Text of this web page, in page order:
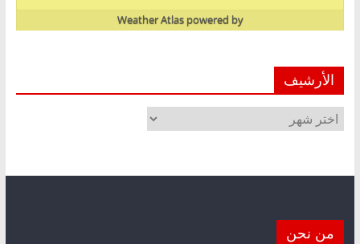
powered by
Weather Atlas
الأرشيف
الأرشيف
من نحن